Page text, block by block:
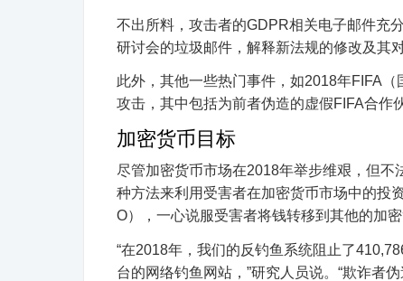
不出所料，攻击者的GDPR相关电子邮件充
研讨会的垃圾邮件，解释新法规的修改及其
此外，其他一些热门事件，如2018年FIFA（
攻击，其中包括为前者伪造的虚假FIFA合作
加密货币目标
尽管加密货币市场在2018年举步维艰 ，但不
种方法来利用受害者在加密货币市场中的投
O），一心说服受害者将钱转移到其他的加密
“在2018年，我们的反钓鱼系统阻止了
台的网络钓鱼网站，”研究人员说。 “欺诈者